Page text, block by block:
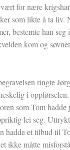
vært for nære
som likte å ta liv.
bestemte han seg
kom og
ringte
i oppførselen.
som Tom hadde
lei seg.
hadde et tilbud til
ikke måtte